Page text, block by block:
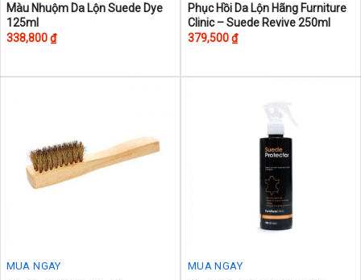
This
product
has
chosen
Màu Nhuộm Da Lộn Suede Dye
125ml
338,800₫
Phục Hồi Da Lộn Hãng Furniture
Clinic – Suede Revive 250ml
379,500₫
MUA NGAY MUA NGAY